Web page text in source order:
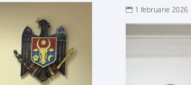
1 februarie 2026